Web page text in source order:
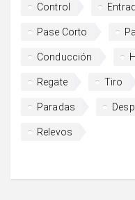
Control
Pase Corto
Conducción
Regate Tiro
Paradas
Relevos